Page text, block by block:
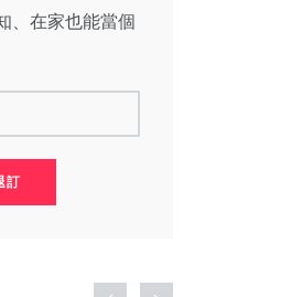
、在家也能當個
訂